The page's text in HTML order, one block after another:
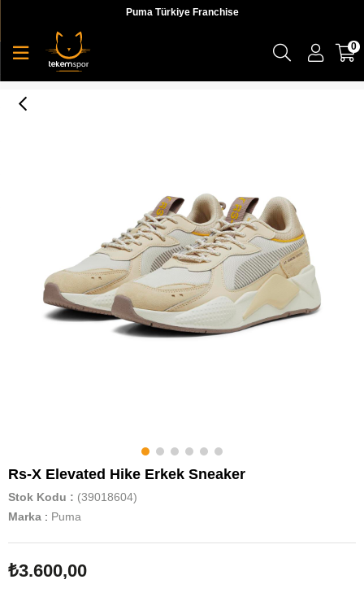
Puma Türkiye Franchise
0
Rs-X Elevated Hike Erkek Sneaker
Stok Kodu
(39018604)
Marka : Puma
₺3.600,00